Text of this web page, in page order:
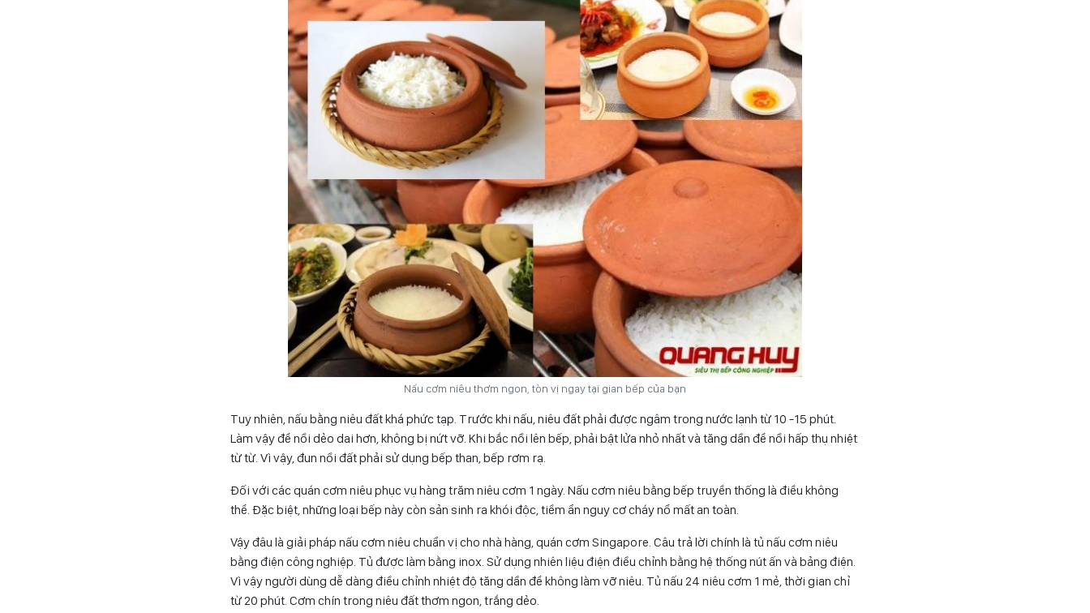
Nấu cơm niêu thơm ngon, tòn vị ngay tại gian bếp của bạn
Tuy nhiên, nấu bằng niêu đất khá phức tạp. Trước khi nấu, niêu đất phải được ngâm trong nước lạnh từ 10 -15 phút.
Làm vậy để nồi dẻo dai hơn, không bị nứt vỡ. Khi bắc nồi lên bếp, phải bật lửa nhỏ nhất và tăng dần để nồi hấp thụ nhiệt
từ từ. Vì vậy, đun nồi đất phải sử dụng bếp than, bếp rơm rạ.
Đối với các quán cơm niêu phục vụ hàng trăm niêu cơm 1 ngày. Nấu cơm niêu bằng bếp truyền thống là điều không
thể. Đặc biệt, những loại bếp này còn sản sinh ra khói độc, tiềm ẩn nguy cơ cháy nổ mất an toàn.
Vậy đâu là giải pháp nấu cơm niêu chuẩn vị cho nhà hàng, quán cơm Singapore. Câu trả lời chính là tủ nấu cơm niêu
bằng điện công nghiệp. Tủ được làm bằng inox. Sử dụng nhiên liệu điện điều chỉnh bằng hệ thống nút ấn và bảng điện.
Vì vậy người dùng dễ dàng điều chỉnh nhiệt độ tăng dần để không làm vỡ niêu. Tủ nấu 24 niêu cơm 1 mẻ, thời gian chỉ
từ 20 phút. Cơm chín trong niêu đất thơm ngon, trắng dẻo.